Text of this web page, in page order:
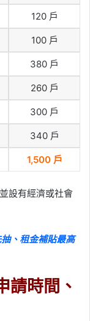
120 戶
100 戶
380 戶
260 戶
300 戶
340 戶
1,500 戶
並設有經濟或社會
、租金補貼最高
請時間、